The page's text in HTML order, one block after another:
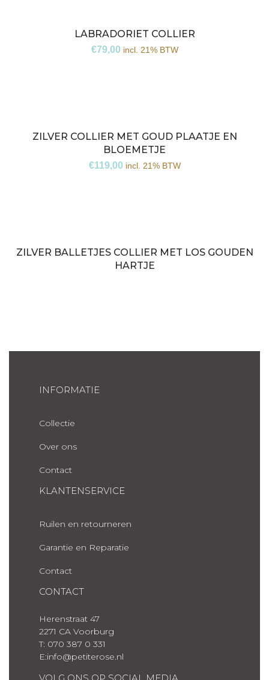
LABRADORIET COLLIER
€79,00 incl. 21% BTW
ZILVER COLLIER MET GOUD PLAATJE EN
BLOEMETJE
€119,00 incl. 21% BTW
Niet
ZILVER BALLETJES COLLIER MET LOS GOUDEN
HARTJE
INFORMATIE
Collectie
Over ons
Contact
KLANTENSERVICE
Ruilen en retourneren
Garantie en Reparatie
Contact
CONTACT
Herenstraat 47
2271 CA Voorburg
T: 070 387 0 331
E:info@petiterose.nl